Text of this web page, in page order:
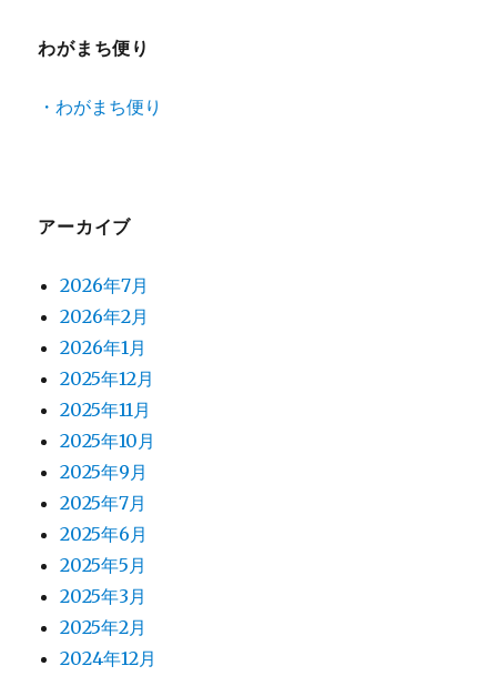
わがまち便り
・わがまち便り
アーカイブ
2026年7月
2026年2月
2026年1月
2025年12月
2025年11月
2025年10月
2025年9月
2025年7月
2025年6月
2025年5月
2025年3月
2025年2月
2024年12月